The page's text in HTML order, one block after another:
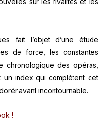
sur les rivalités et les
fait l’objet d’une étude
de force, les constantes
chronologique des opéras,
un index qui complètent cet
incontournable.
!